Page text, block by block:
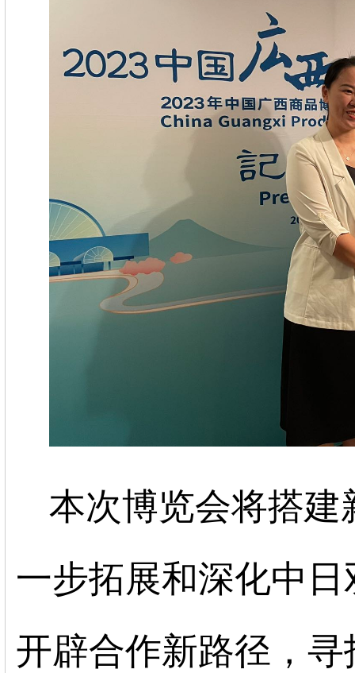
本次博览会将搭
一步拓展和深化中
开辟合作新路径，